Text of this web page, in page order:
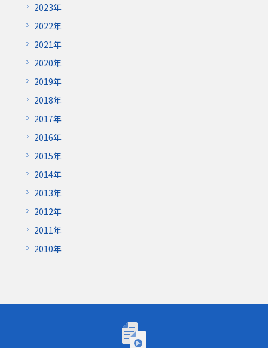
2023年
2022年
2021年
2020年
2019年
2018年
2017年
2016年
2015年
2014年
2013年
2012年
2011年
2010年
トーゴーの日シンポジウム2026「AIが研究